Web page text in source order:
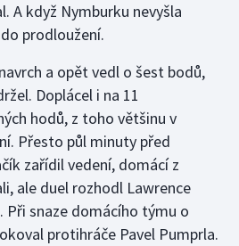
A když Nymburku nevyšla
prodloužení.
a opět vedl o šest bodů,
Doplácel i na 11
hodů, z toho většinu v
Přesto půl minuty před
zařídil vedení, domácí z
ale duel rozhodl Lawrence
Při snaze domácího týmu o
protihráče Pavel Pumprla.